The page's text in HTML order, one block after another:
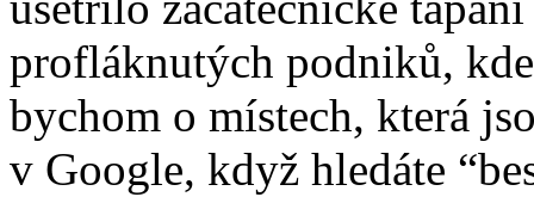
profláknutých podniků,
bychom o místech, která
v Google, když hledáte